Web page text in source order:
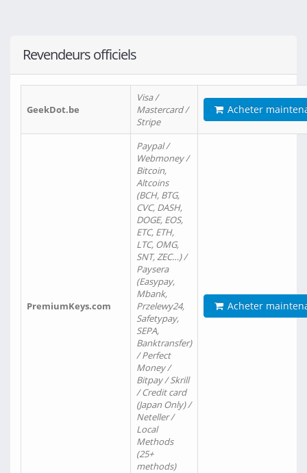
Revendeurs officiels
GeekDot.be
Visa /
Mastercard /
Stripe
Acheter
PremiumKeys.com
Paypal /
Webmoney /
Bitcoin,
Altcoins
(BCH, BTG,
CVC, DASH,
DOGE, EOS,
ETC, ETH,
LTC, OMG,
SNT, ZEC…) /
Paysera
(Easypay,
Mbank,
Przelewy24,
Safetypay,
SEPA,
Banktransfer)
/ Perfect
Money /
Bitpay / Skrill
/ Credit card
(Japan Only) /
Neteller /
Local
Methods
(25+
methods)
Acheter